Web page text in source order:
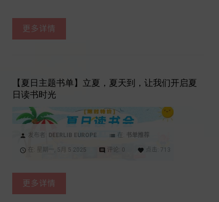
更多详情
【夏日主题书单】立夏，夏天到，让我们开启夏
日读书时光
person 发布者: DEERLIB EUROPE list 在: 书单推荐
access_time 在: 星期一, 5月 5 2025 comment 评论: 0 favorite 点击: 713
更多详情